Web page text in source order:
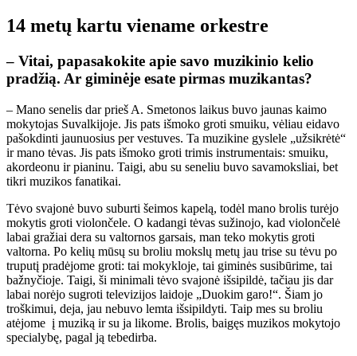
14 metų kartu viename orkestre
– Vitai, papasakokite apie savo muzikinio kelio
pradžią. Ar giminėje esate pirmas muzikantas?
– Mano senelis dar prieš A. Smetonos laikus buvo jaunas kaimo
mokytojas Suvalkijoje. Jis pats išmoko groti smuiku, vėliau eidavo
pašokdinti jaunuosius per vestuves. Ta muzikine gyslele „užsikrėtė“
ir mano tėvas. Jis pats išmoko groti trimis instrumentais: smuiku,
akordeonu ir pianinu. Taigi, abu su seneliu buvo savamoksliai, bet
tikri muzikos fanatikai.
Tėvo svajonė buvo suburti šeimos kapelą, todėl mano brolis turėjo
mokytis groti violončele. O kadangi tėvas sužinojo, kad violončelė
labai gražiai dera su valtornos garsais, man teko mokytis groti
valtorna. Po kelių mūsų su broliu mokslų metų jau trise su tėvu po
truputį pradėjome groti: tai mokykloje, tai giminės susibūrime, tai
bažnyčioje. Taigi, ši minimali tėvo svajonė išsipildė, tačiau jis dar
labai norėjo sugroti televizijos laidoje „Duokim garo!“. Šiam jo
troškimui, deja, jau nebuvo lemta išsipildyti. Taip mes su broliu
atėjome į muziką ir su ja likome. Brolis, baigęs muzikos mokytojo
specialybę, pagal ją tebedirba.